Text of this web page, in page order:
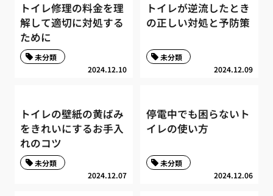
トイレ修理の料金を理
解して適切に対処する
ために
2024.12.10
未分類
トイレが逆流したとき
の正しい対処と予防策
2024.12.09
未分類
トイレの壁紙の黄ばみ
をきれいにするお手入
れのコツ
2024.12.07
未分類
停電中でも困らないト
イレの使い方
2024.12.06
未分類